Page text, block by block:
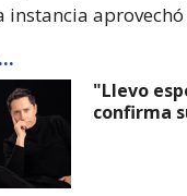
instancia
"Llevo
confirma